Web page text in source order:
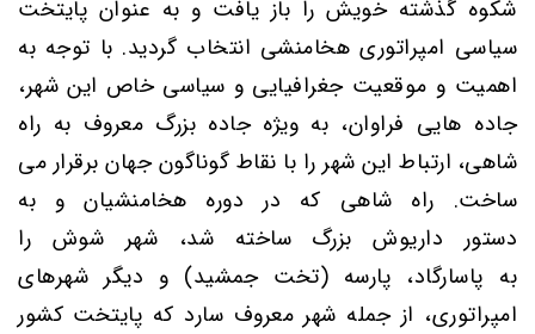
شکوه گذشته خویش را باز یافت و به عنوان پایتخت
سیاسی امپراتوری هخامنشی انتخاب گردید. با توجه به
اهمیت و موقعیت جغرافیایی و سیاسی خاص این شهر،
جاده هایی فراوان، به‌ ویژه جاده بزرگ معروف به راه
شاهی، ارتباط این شهر را با نقاط گوناگون جهان برقرار می
ساخت. راه شاهی که در دوره هخامنشیان و به
دستور
داریوش بزرگ
ساخته شد، شهر شوش را
به پاسارگاد، پارسه (تخت جمشید) و دیگر شهرهای
امپراتوری، از جمله شهر معروف سارد که پایتخت کشور